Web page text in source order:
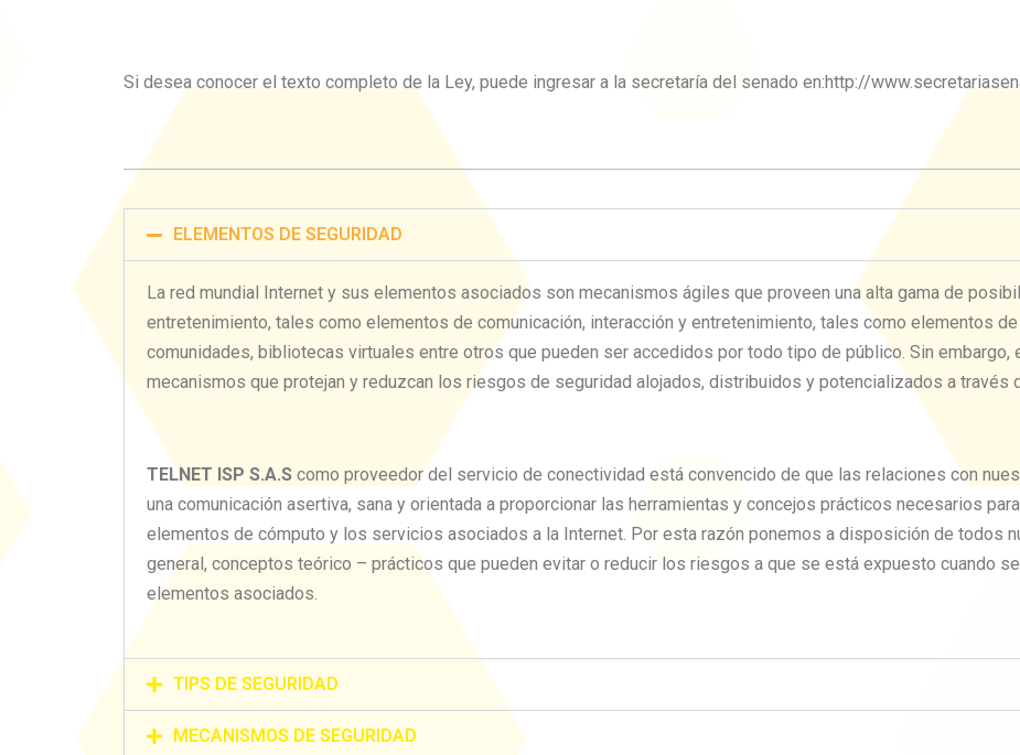
Si desea conocer el texto completo de la Ley, puede ingresar a la secretaría del senado en:http://
ELEMENTOS DE SEGURIDAD
La red mundial Internet y sus elementos asociados son mecanismos ágiles que proveen una alta gama de
entretenimiento, tales como elementos de comunicación, interacción y entretenimiento, tales como elementos
comunidades, bibliotecas virtuales entre otros que pueden ser accedidos por todo tipo de público. Sin
mecanismos que protejan y reduzcan los riesgos de seguridad alojados, distribuidos y potencializados a través
TELNET ISP S.A.S como proveedor del servicio de conectividad está convencido de que las relaciones con
una comunicación asertiva, sana y orientada a proporcionar las herramientas y concejos prácticos necesarios
elementos de cómputo y los servicios asociados a la Internet. Por esta razón ponemos a disposición de todos
general, conceptos teórico – prácticos que pueden evitar o reducir los riesgos a que se está expuesto cuando
elementos asociados.
TIPS DE SEGURIDAD
MECANISMOS DE SEGURIDAD